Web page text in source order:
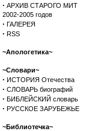
· АРХИВ СТАРОГО МИТ
2002-2005 годов
· ГАЛЕРЕЯ
· RSS
~Апологетика~
~Словари~
· ИСТОРИЯ Отечества
· СЛОВАРЬ биографий
· БИБЛЕЙСКИЙ словарь
· РУССКОЕ ЗАРУБЕЖЬЕ
~Библиотечка~